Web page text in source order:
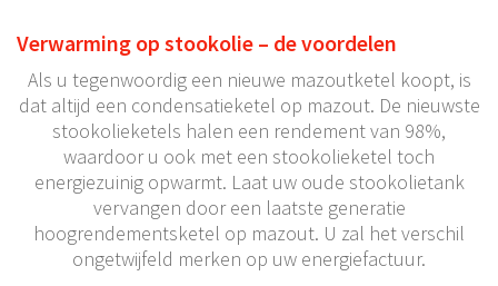
Verwarming op stookolie – de voordelen
Als u tegenwoordig een nieuwe mazoutketel koopt, is
dat altijd een condensatieketel op mazout. De nieuwste
stookolieketels halen een rendement van 98%,
waardoor u ook met een stookolieketel toch
energiezuinig opwarmt. Laat uw oude stookolietank
vervangen door een laatste generatie
hoogrendementsketel op mazout. U zal het verschil
ongetwijfeld merken op uw energiefactuur.